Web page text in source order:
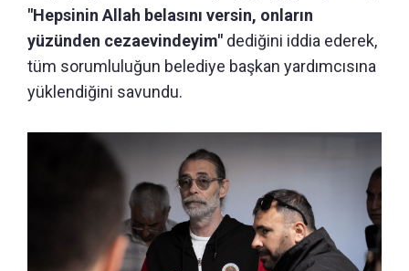
"Hepsinin Allah belasını versin, onların
yüzünden cezaevindeyim" dediğini iddia ederek,
tüm sorumluluğun belediye başkan yardımcısına
yüklendiğini savundu.